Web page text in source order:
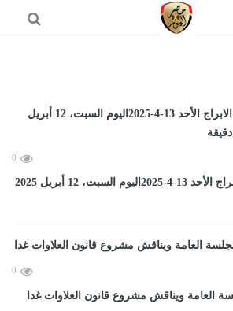
0
حظك اليوم.. توقعات الابراج الأحد 13-4-2025اليوم السبت، 12 أبريل 2025
0
العامة ويناقش مشروع قانون العلاوات غدا